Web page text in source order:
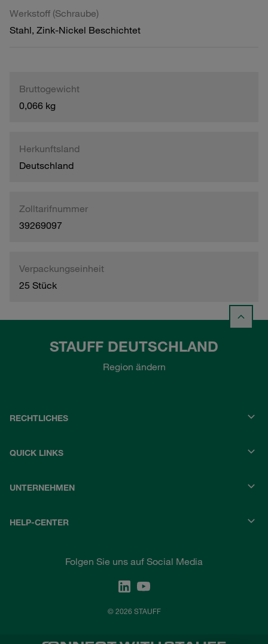
Werkstoff (Schraube)
Stahl, Zink-Nickel Beschichtet
Bruttogewicht
0,066 kg
Herkunftsland
Deutschland
Zolltarifnummer
39269097
Verpackungseinheit
25 Stück
STAUFF DEUTSCHLAND
Region ändern
RECHTLICHES
QUICK LINKS
UNTERNEHMEN
HELP-CENTER
Folgen Sie uns auf Social Media
© 2026 STAUFF